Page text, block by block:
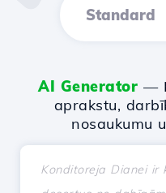
Standard
AI Generator —
aprakstu,
nosaukumu